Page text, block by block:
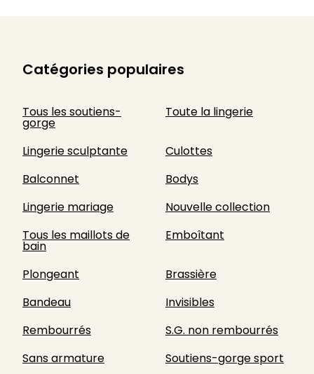
Catégories populaires
Tous les soutiens-
gorge
Toute la lingerie
Lingerie sculptante
Culottes
Balconnet
Bodys
Lingerie mariage
Nouvelle collection
Tous les maillots de
bain
Emboîtant
Plongeant
Brassière
Bandeau
Invisibles
Rembourrés
S.G. non rembourrés
Sans armature
Soutiens-gorge sport